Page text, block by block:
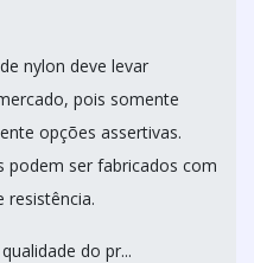
nylon deve levar
pois somente
opções assertivas.
podem ser fabricados com
resistência.
do pr...